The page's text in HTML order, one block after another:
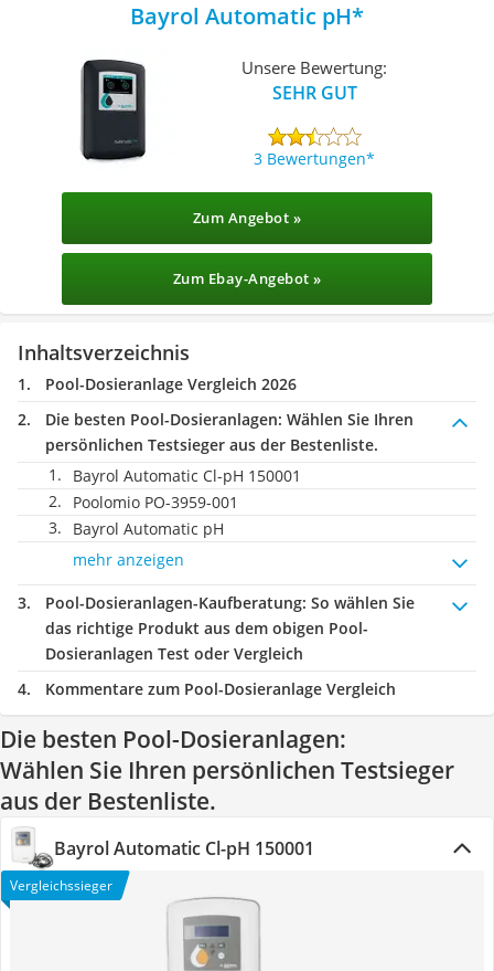
Bayrol Automatic pH
Unsere Bewertung:
SEHR GUT
3 Bewertungen
Zum Angebot »
Zum Ebay-Angebot »
Inhaltsverzeichnis
Pool-Dosieranlage Vergleich 2026
Die besten Pool-Dosieranlagen: Wählen Sie Ihren
persönlichen Testsieger aus der Bestenliste.
Bayrol Automatic Cl-pH 150001
Poolomio ‎PO-3959-001
Bayrol Automatic pH
mehr anzeigen
Pool-Dosieranlagen-Kaufberatung: So wählen Sie
das richtige Produkt aus dem obigen Pool-
Dosieranlagen Test oder Vergleich
Kommentare zum Pool-Dosieranlage Vergleich
Die besten Pool-Dosieranlagen:
Wählen Sie Ihren persönlichen Testsieger
aus der Bestenliste.
Bayrol Automatic Cl-pH 150001
Vergleichssieger